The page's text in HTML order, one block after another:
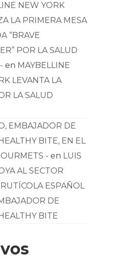
NEW YORK
LA PRIMERA MESA
“BRAVE
POR LA SALUD
en MAYBELLINE
LEVANTA LA
LA SALUD
EMBAJADOR DE
BITE, EN EL
- en LUIS
AL SECTOR
ESPAÑOL
DE
BITE